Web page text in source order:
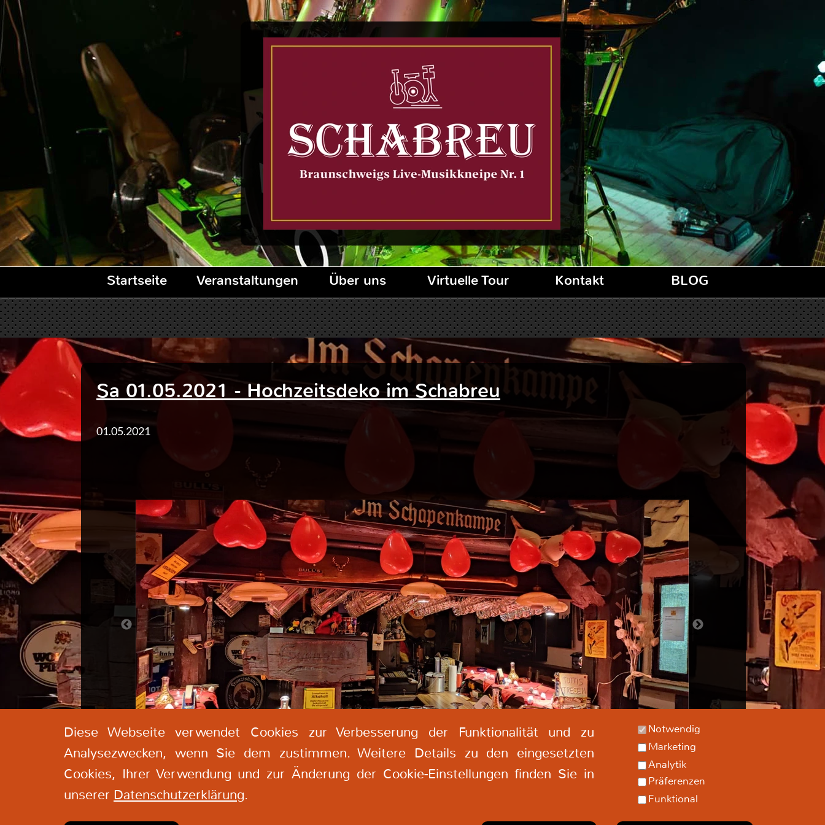
Startseite Veranstaltungen Über uns Virtuelle Tour Kontakt BLOG
Sa 01.05.2021 - Hochzeitsdeko im Schabreu
01.05.2021
Lorem ipsum dolor sit amet,
consectetur adipiscing elit.
Aliquam tincidunt lorem enim,
eget fringilla turpis congue
vitae. Phasellus aliquam nisi
ut lorem vestibulum eleifend.
Nulla ut arcu non nisi congue
venenatis vitae ut ante. Nam
iaculis sem nec ultrices
dapibus. Phasellus eu
ultrices turpis. Vivamus non
mollis lacus, non ullamcorper
nisl. Pellentesque habitant
Diese Webseite verwendet Cookies zur Verbesserung der Funktionalität und zu
Analysezwecken, wenn Sie dem zustimmen. Weitere Details zu den eingesetzten
Cookies, Ihrer Verwendung und zur Änderung der Cookie-Einstellungen finden Sie in
unserer Datenschutzerklärung.
Notwendig
Marketing
Analytik
Präferenzen
Funktional